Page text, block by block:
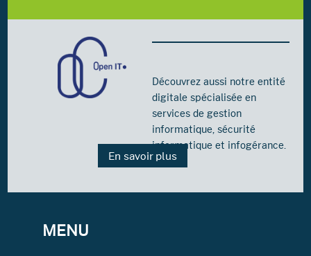
Découvrez aussi notre entité
digitale spécialisée en
services de gestion
informatique, sécurité
informatique et infogérance.
En savoir plus
MENU